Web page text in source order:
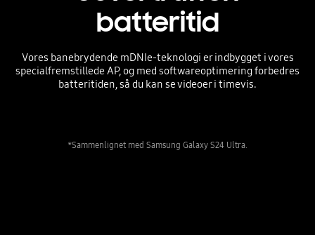
batteritid
Vores banebrydende mDNIe-teknologi er indbygget i vores
specialfremstillede AP, og med softwareoptimering forbedres
batteritiden, så du kan se videoer i timevis.
*Sammenlignet med Samsung Galaxy S24 Ultra.